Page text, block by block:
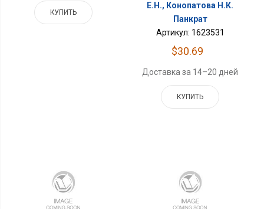
КУПИТЬ
Е.Н., Конопатова Н.К.
Панкрат
Артикул: 1623531
$30.69
Доставка за 14–20 дней
КУПИТЬ